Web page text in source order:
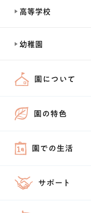
高等学校
幼稚園
園について
園の特色
園での生活
サポート